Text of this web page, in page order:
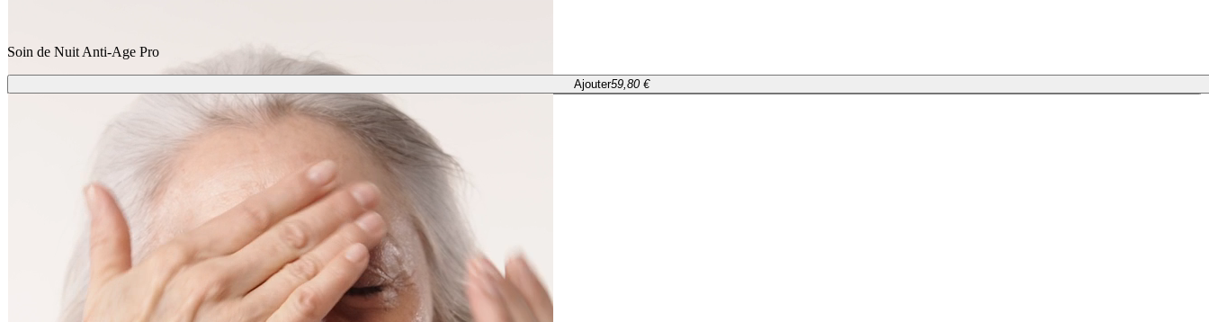
Ajouter59,80 €
Soin de Nuit Anti-Age Pro
Ajouter59,80 €
Livraison
Offerte dès 39€ d'achat
En stock - expédié sous 3 à 7 jours